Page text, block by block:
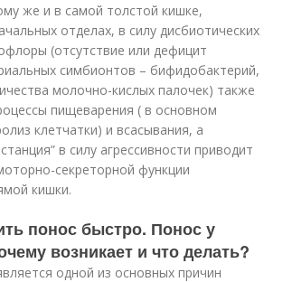
же и в самой толстой кишке,
отделах, в силу дисбиотических
(отсутствие или дефицит
симбионтов – бифидобактерий,
молочно-кислых палочек) также
пищеварения ( в основном
клетчатки) и всасывания, а
в силу агрессивности приводит
секреторной функции
кишки.
понос быстро. Понос у
возникает и что делать?
одной из основных причин